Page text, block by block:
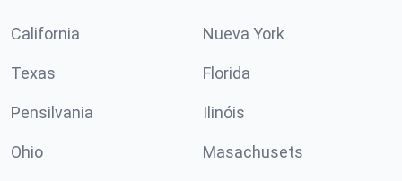
California Nueva York
Texas Florida
Pensilvania Ilinóis
Ohio Masachusets